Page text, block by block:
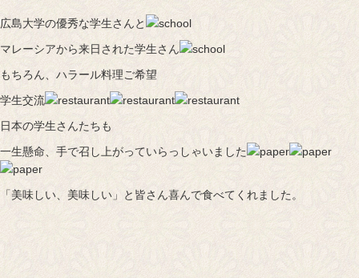
広島大学の優秀な学生さんと
マレーシアから来日された学生さん
もちろん、ハラール料理ご希望
学生交流
日本の学生さんたちも
一生懸命、手で召し上がっていらっしゃいました
「美味しい、美味しい」と皆さん喜んで食べてくれました。